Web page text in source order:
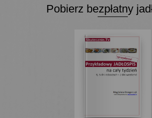
Pobierz bezpłatny